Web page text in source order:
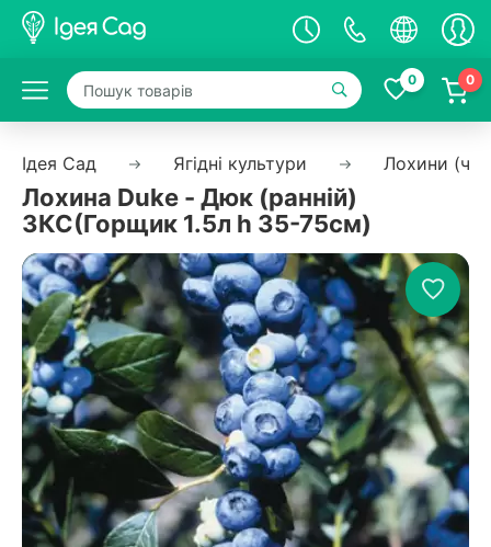
0 0
Ідея Сад Ягідні культури Лохини
Лохина Duke - Дюк (ранній)
ЗКС(Горщик 1.5л h 35-75см)